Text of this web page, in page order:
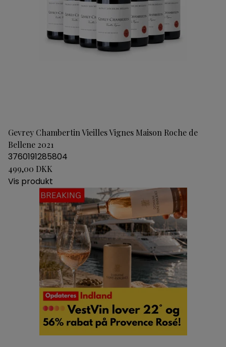
Gevrey Chambertin Vieilles Vignes Maison Roche de
Bellene 2021
3760191285804
499,00 DKK
Vis produkt